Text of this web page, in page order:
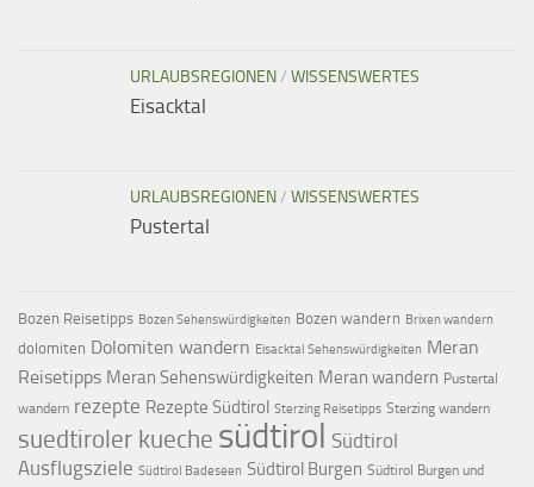
URLAUBSREGIONEN/ WISSENSWERTES
Eisacktal
URLAUBSREGIONEN/ WISSENSWERTES
Pustertal
Bozen Reisetipps Bozen Sehenswürdigkeiten Bozen wandern Brixen wandern
dolomiten Dolomiten wandern Eisacktal Sehenswürdigkeiten Meran
Reisetipps Meran Sehenswürdigkeiten Meran wandern Pustertal
wandern rezepte Rezepte Südtirol Sterzing Reisetipps Sterzing wandern
suedtiroler kueche südtirol Südtirol
Ausflugsziele Südtirol Badeseen Südtirol Burgen Südtirol Burgen und